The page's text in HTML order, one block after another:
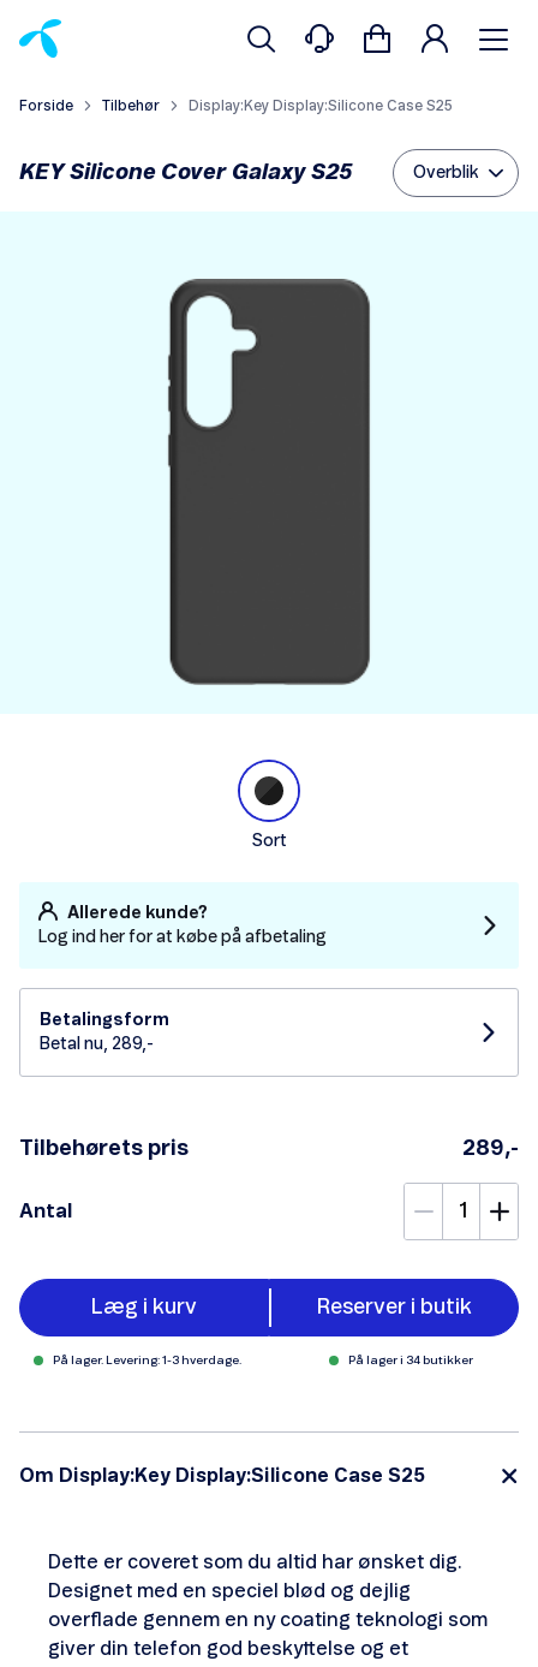
Forside Tilbehør Display:Key Display:Silicone Case S25
KEY Silicone Cover Galaxy S25 Overblik
Sort
Allerede kunde?
Log ind her for at købe på afbetaling
Betalingsform
Betal nu, 289,-
Tilbehørets pris 289,-
Antal
Læg i kurv Reserver i butik
På lager. Levering: 1-3 hverdage. På lager i 34 butikker
Om Display:Key Display:Silicone Case S25
Dette er coveret som du altid har ønsket dig.
Designet med en speciel blød og dejlig
overflade gennem en ny coating teknologi som
giver din telefon god beskyttelse og et